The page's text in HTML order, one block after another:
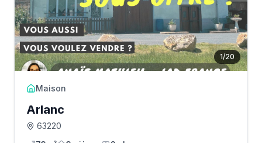
1/20
Maison
Arlanc
63220